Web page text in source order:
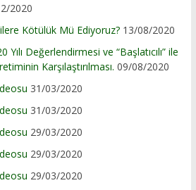
2020
Kötülük Mü Ediyoruz? 13/08/2020
Değerlendirmesi ve “Başlatıcılı” ile
Karşılaştırılması. 09/08/2020
31/03/2020
31/03/2020
29/03/2020
29/03/2020
29/03/2020